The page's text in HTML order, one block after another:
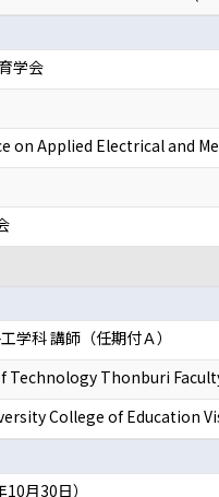
学会
on Applied Electrical and
学科 講師（任期付Ａ）
Technology Thonburi
College of Education
月30日）